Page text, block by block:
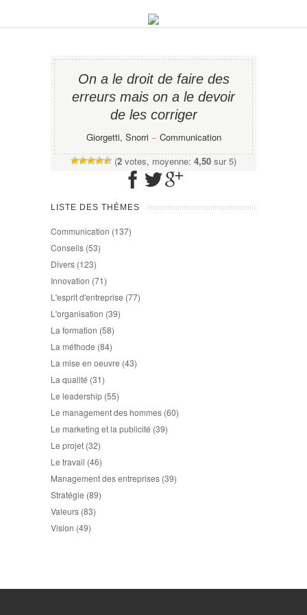
On a le droit de faire des
erreurs mais on a le devoir
de les corriger
Giorgetti, Snorri− Communication
(2 votes, moyenne: 4,50 sur 5)
LISTE DES THÈMES
Communication (137)
Conseils (53)
Divers (123)
Innovation (71)
L'esprit d'entreprise (77)
L'organisation (39)
La formation (58)
La méthode (84)
La mise en oeuvre (43)
La qualité (31)
Le leadership (55)
Le management des hommes (60)
Le marketing et la publicité (39)
Le projet (32)
Le travail (46)
Management des entreprises (39)
Stratégie (89)
Valeurs (83)
Vision (49)